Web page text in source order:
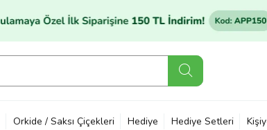
Orkide / Saksı Çiçekleri Hediye Hediye Setleri